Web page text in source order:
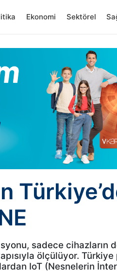
Ekonomi Sektörel
sadece cihazların
ölçülüyor. Türkiye
IoT (Nesnelerin